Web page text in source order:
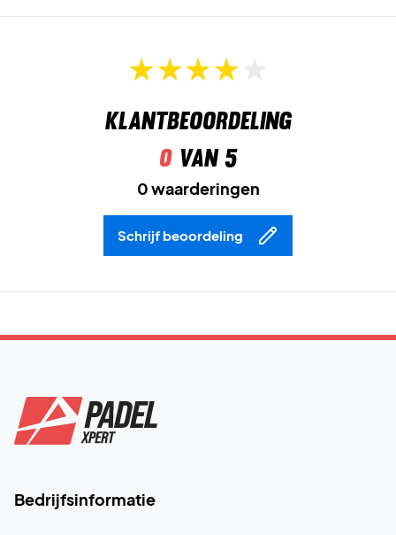
Klantbeoordeling
0van 5
0 waarderingen
Schrijf beoordeling
Bedrijfsinformatie